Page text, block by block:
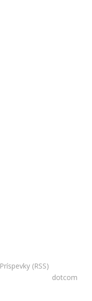
Príspevky (RSS)
dotcom